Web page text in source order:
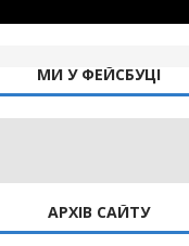
МИ У ФЕЙСБУЦІ
АРХІВ САЙТУ